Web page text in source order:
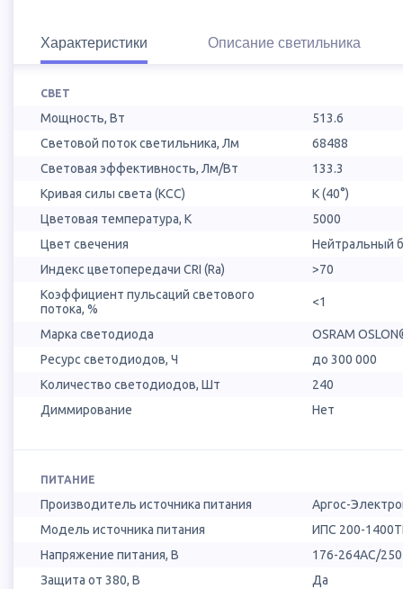
Характеристики Описание светильника
СВЕТ
Мощность, Вт
513.6
Световой поток светильника, Лм
68488
Световая эффективность, Лм/Вт
133.3
Кривая силы света (КСС)
К (40°)
Цветовая температура, К
5000
Цвет свечения
Нейтральный
Индекс цветопередачи CRI (Ra)
>70
Коэффициент пульсаций светового
потока, %
<1
Марка светодиода
OSRAM
Ресурс светодиодов, Ч
до 300 000
Количество светодиодов, Шт
240
Диммирование
Нет
ПИТАНИЕ
Производитель источника питания
Аргос-
Модель источника питания
ИПС 200-
Напряжение питания, В
176-264AC/
Защита от 380, В
Да